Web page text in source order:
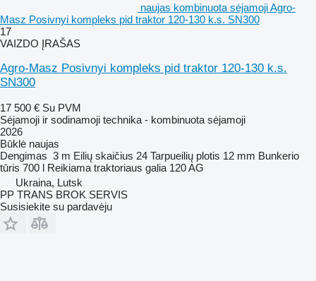
naujas kombinuota sėjamoji Agro-
Masz Posivnyi kompleks pid traktor 120-130 k.s. SN300
17
VAIZDO ĮRAŠAS
Agro-Masz Posivnyi kompleks pid traktor 120-130 k.s.
SN300
17 500 € Su PVM
Sėjamoji ir sodinamoji technika - kombinuota sėjamoji
2026
Būklė naujas
Dengimas 3 m Eilių skaičius 24 Tarpueilių plotis 12 mm Bunkerio
tūris 700 l Reikiama traktoriaus galia 120 AG
Ukraina, Lutsk
PP TRANS BROK SERVIS
Susisiekite su pardavėju